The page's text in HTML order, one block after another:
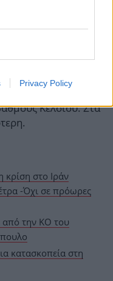
Privacy Policy
4 με 5 και τοπικά
Κελσίου. Στα
στο Ιράν
-Όχι σε πρόωρες
από την ΚΟ του
κατασκοπεία στη